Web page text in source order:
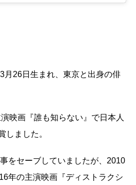
月26日生まれ、東京と出身の俳
映画『誰も知らない』で日本人
しました。
をセーブしていましたが、2010
年の主演映画『ディストラクシ